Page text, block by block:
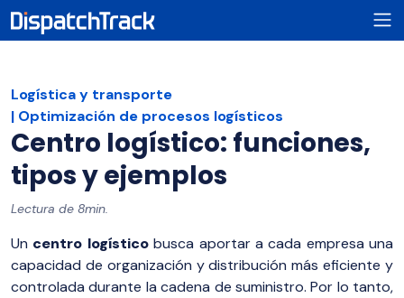
Logística y transporte
Optimización de procesos logísticos
Centro logístico: funciones,
tipos y ejemplos
Lectura de 8min.
Un centro logísticobusca aportar a cada empresa una
capacidad de organización y distribución más eficiente y
controlada durante la cadena de suministro. Por lo tanto,